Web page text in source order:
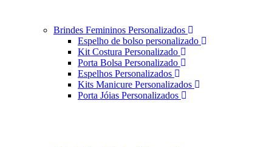
Brindes Femininos Personalizados
Espelho de bolso personalizado
Kit Costura Personalizado
Porta Bolsa Personalizado
Espelhos Personalizados
Kits Manicure Personalizados
Porta Jóias Personalizados